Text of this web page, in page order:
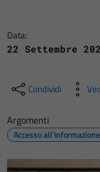
Data:
22 Settembre
Condividi
Argomenti
Accesso all'informazione